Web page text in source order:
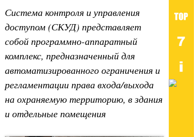
Система контроля и управления
доступом (СКУД) представляет
собой программно-аппаратный
комплекс, предназначенный для
автоматизированного ограничения и
регламентации права входа/выхода
на охраняемую территорию, в здания
и отдельные помещения